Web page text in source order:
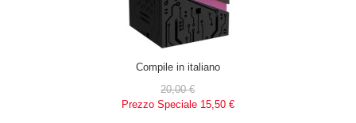
Compile in italiano
20,00 €
Prezzo Speciale 15,50 €